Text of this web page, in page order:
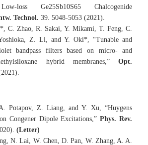
loss Ge25Sb10S65 Chalcogenide
Technol. 39. 5048-5053 (2021).
C. Zhao, R. Sakai, Y. Mikami, T. Feng, C.
Z. Li, and Y. Oki*, “Tunable and
bandpass filters based on micro- and
hybrid membranes,”Opt.
Potapov, Z. Liang, and Y. Xu, “Huygens
on Congener Dipole Excitations,”Phys. Rev.
(Letter)
N. Lai, W. Chen, D. Pan, W. Zhang, A. A.